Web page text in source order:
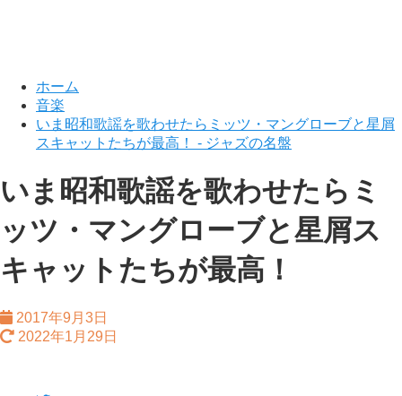
ホーム
音楽
いま昭和歌謡を歌わせたらミッツ・マングローブと星屑
スキャットたちが最高！ - ジャズの名盤
いま昭和歌謡を歌わせたらミ
ッツ・マングローブと星屑ス
キャットたちが最高！
2017年9月3日
2022年1月29日